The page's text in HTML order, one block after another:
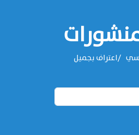
اعتراف بجميل